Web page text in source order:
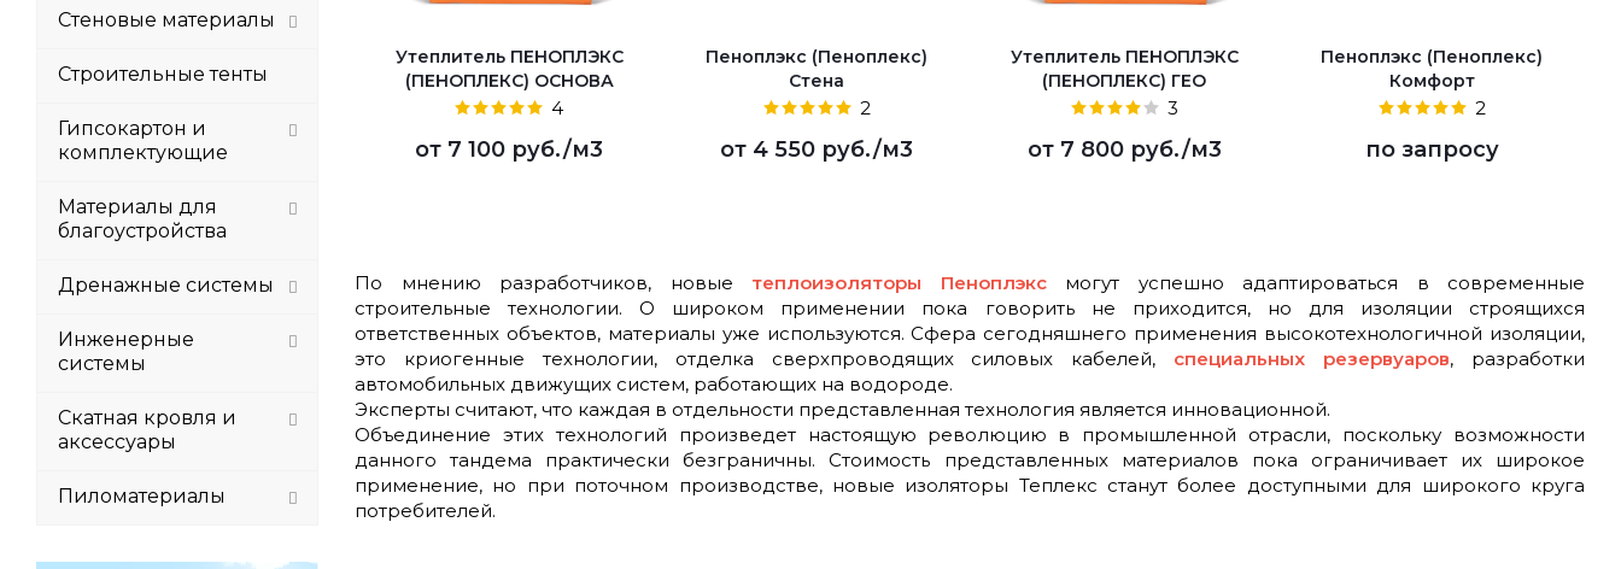
Утеплитель ПЕНОПЛЭКС
(ПЕНОПЛЕКС) ОСНОВА
4
от 7 100 руб./м3
Пеноплэкс (Пеноплекс)
Стена
2
от 4 550 руб./м3
Утеплитель ПЕНОПЛЭКС
(ПЕНОПЛЕКС) ГЕО
3
от 7 800 руб./м3
Пеноплэкс (Пеноплекс)
Комфорт
2
по запросу
По мнению разработчиков, новые теплоизоляторы Пеноплэксмогут успешно адаптироваться в современные
строительные технологии. О широком применении пока говорить не приходится, но для изоляции строящихся
ответственных объектов, материалы уже используются. Сфера сегодняшнего применения высокотехнологичной изоляции,
это криогенные технологии, отделка сверхпроводящих силовых кабелей, специальных резервуаров, разработки
автомобильных движущих систем, работающих на водороде.
Эксперты считают, что каждая в отдельности представленная технология является инновационной.
Объединение этих технологий произведет настоящую революцию в промышленной отрасли, поскольку возможности
данного тандема практически безграничны. Стоимость представленных материалов пока ограничивает их широкое
применение, но при поточном производстве, новые изоляторы Теплекс станут более доступными для широкого круга
потребителей.
Стеновые материалы
Строительные тенты
Гипсокартон и
комплектующие
Материалы для
благоустройства
Дренажные системы
Инженерные
системы
Скатная кровля и
аксессуары
Пиломатериалы